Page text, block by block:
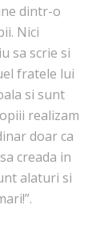
dintr-o
Nici
sa scrie si
fratele lui
si sunt
realizam
doar ca
creada in
alaturi si